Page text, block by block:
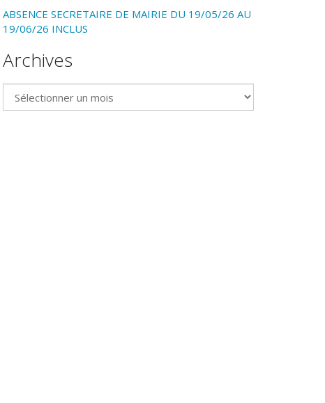
ABSENCE SECRETAIRE DE MAIRIE DU 19/05/26 AU
19/06/26 INCLUS
Archives
Archives